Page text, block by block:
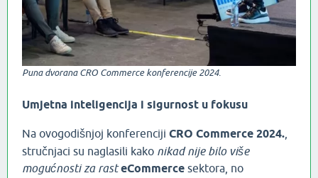
Puna dvorana CRO Commerce konferencije 2024.
Umjetna inteligencija i sigurnost u fokusu
Na ovogodišnjoj konferenciji CRO Commerce 2024.
stručnjaci su naglasili kako nikad nije bilo više
mogućnosti za rast eCommerce sektora, no